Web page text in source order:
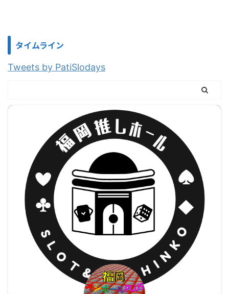
タイムライン
Tweets by PatiSlodays